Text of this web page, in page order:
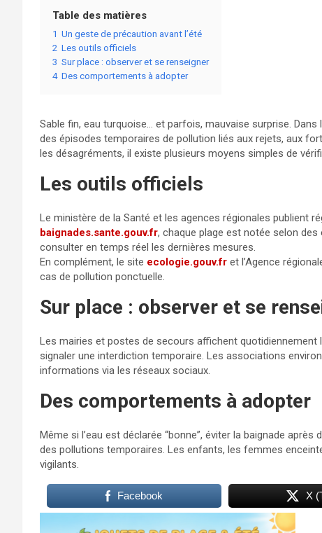
Table des matières
1 Un geste de précaution avant l’été
2 Les outils officiels
3 Sur place : observer et se renseigner
4 Des comportements à adopter
Sable fin, eau turquoise… et parfois, mauvaise surprise.
des épisodes temporaires de pollution liés aux rejets, aux
les désagréments, il existe plusieurs moyens simples de
Les outils officiels
Le ministère de la Santé et les agences régionales publient
baignades.sante.gouv.fr, chaque plage est notée selon
consulter en temps réel les dernières mesures.
En complément, le site ecologie.gouv.fr et l’Agence
cas de pollution ponctuelle.
Sur place : observer et se
Les mairies et postes de secours affichent quotidiennement
signaler une interdiction temporaire. Les associations
informations via les réseaux sociaux.
Des comportements à adopter
Même si l’eau est déclarée “bonne”, éviter la baignade
des pollutions temporaires. Les enfants, les femmes
vigilants.
Facebook X